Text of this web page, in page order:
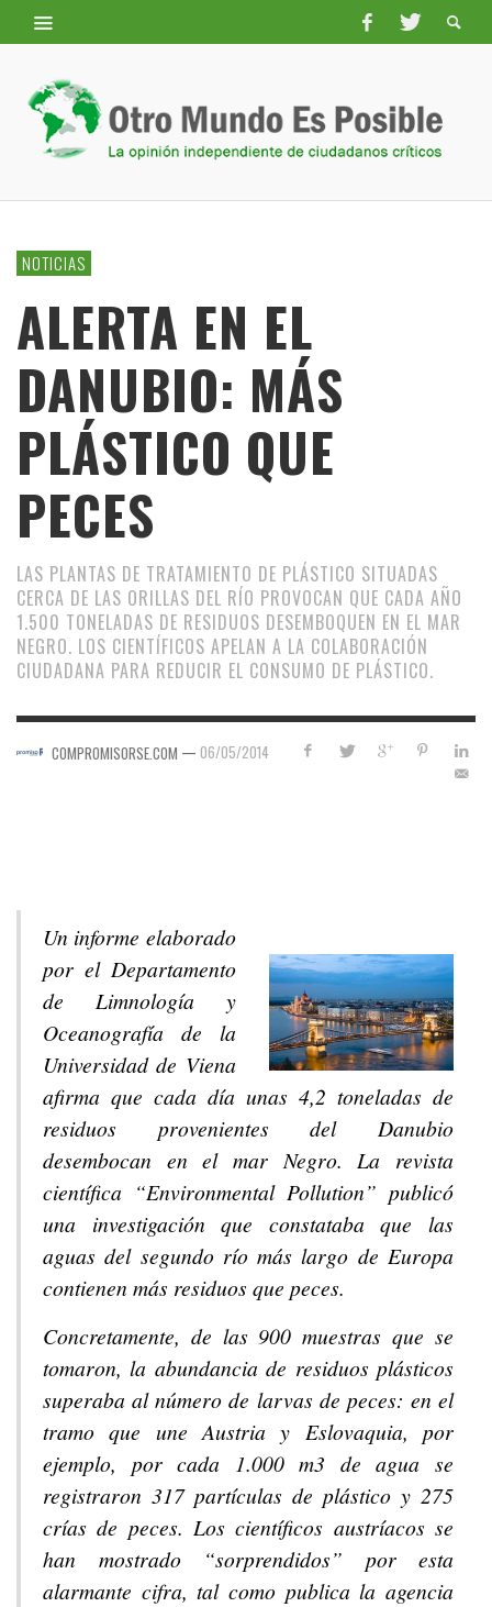
NOTICIAS
ALERTA EN EL
DANUBIO: MÁS
PLÁSTICO QUE
PECES
LAS PLANTAS DE TRATAMIENTO DE PLÁSTICO SITUADAS
CERCA DE LAS ORILLAS DEL RÍO PROVOCAN QUE CADA AÑO
1.500 TONELADAS DE RESIDUOS DESEMBOQUEN EN EL MAR
NEGRO. LOS CIENTÍFICOS APELAN A LA COLABORACIÓN
CIUDADANA PARA REDUCIR EL CONSUMO DE PLÁSTICO.
COMPROMISORSE.COM — 06/05/2014
Un informe elaborado
por el Departamento
de Limnología y
Oceanografía de la
Universidad de Viena
afirma que cada día unas 4,2 toneladas de
residuos provenientes del Danubio
desembocan en el mar Negro. La revista
científica “Environmental Pollution” publicó
una investigación que constataba que las
aguas del segundo río más largo de Europa
contienen más residuos que peces.
Concretamente, de las 900 muestras que se
tomaron, la abundancia de residuos plásticos
superaba al número de larvas de peces: en el
tramo que une Austria y Eslovaquia, por
ejemplo, por cada 1.000 m3 de agua se
registraron 317 partículas de plástico y 275
crías de peces. Los científicos austríacos se
han mostrado “sorprendidos” por esta
alarmante cifra, tal como publica la agencia